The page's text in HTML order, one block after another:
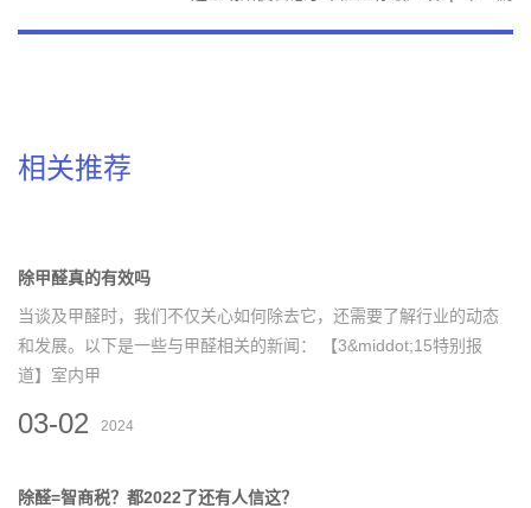
相关推荐
除甲醛真的有效吗
当谈及甲醛时，我们不仅关心如何除去它，还需要了解行业的动态
和发展。以下是一些与甲醛相关的新闻： 【3&middot;15特别报
道】室内甲
03-02 2024
除醛=智商税？都2022了还有人信这？